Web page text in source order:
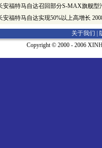
安福特马自达召回部分S-MAX旗舰型
安福特马自达实现50%以上高增长
关于我们 |
Copyright © 2000 - 2006